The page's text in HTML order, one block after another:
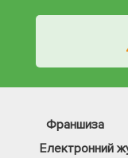
Франшиза
Електронний